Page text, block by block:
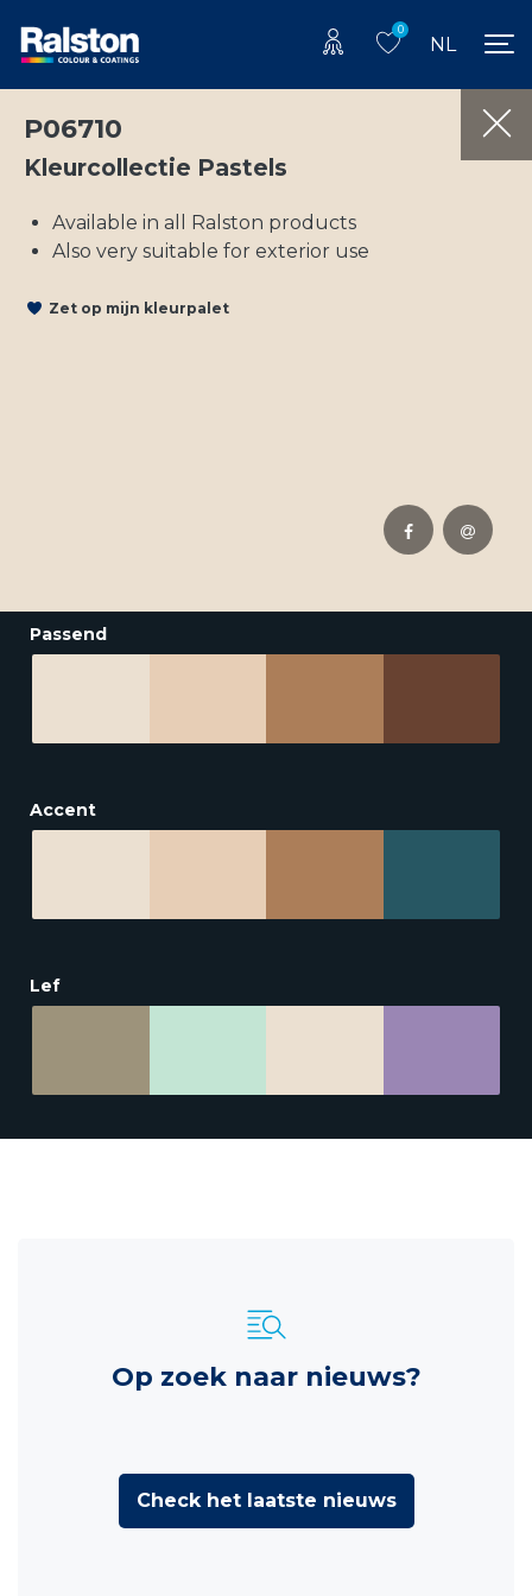
0
NL
P06710
Kleurcollectie Pastels
Available in all Ralston products
Also very suitable for exterior use
Zet op mijn kleurpalet
Passend
Accent
Lef
Op zoek naar nieuws?
Check het laatste nieuws